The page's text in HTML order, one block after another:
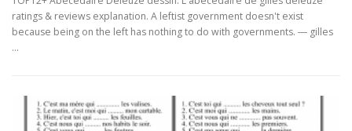
ratings & reviews explanation. A leftist government doesn't exist
because being on the left has nothing to do with governments. ― gilles
…